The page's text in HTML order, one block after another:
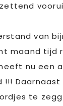
van
maand tijd
nu een
!!!
te